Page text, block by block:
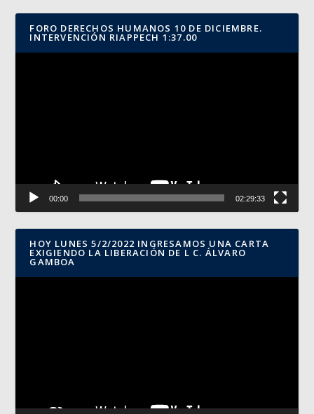
FORO DERECHOS HUMANOS 10 DE DICIEMBRE.
INTERVENCIÓN RIAPPECH 1:37.00
00:00 02:29:33
HOY LUNES 5/2/2022 INGRESAMOS UNA CARTA
EXIGIENDO LA LIBERACIÓN DE L C. ÁLVARO
GAMBOA